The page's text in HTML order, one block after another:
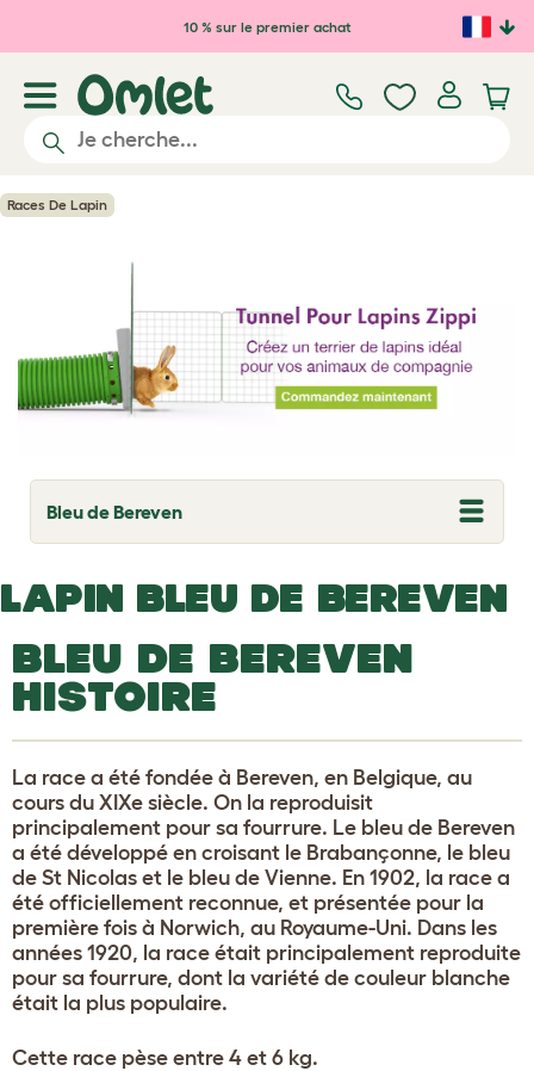
Passer au contenu principal
10 % sur le premier achat
Races De Lapin
Bleu de Bereven
T
o
l
e
o
p
d
w
LAPIN BLEU DE BEREVEN
BLEU DE BEREVEN
HISTOIRE
La race a été fondée à Bereven, en Belgique, au
cours du XIXe siècle. On la reproduisit
principalement pour sa fourrure. Le bleu de Bereven
a été développé en croisant le Brabançonne, le bleu
de St Nicolas et le bleu de Vienne. En 1902, la race a
été officiellement reconnue, et présentée pour la
première fois à Norwich, au Royaume-Uni. Dans les
années 1920, la race était principalement reproduite
pour sa fourrure, dont la variété de couleur blanche
était la plus populaire.
Cette race pèse entre 4 et 6 kg.